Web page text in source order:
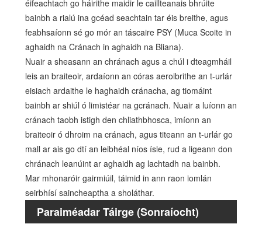
éifeachtach go háirithe maidir le caillteanais bhrúite
bainbh a rialú ina gcéad seachtain tar éis breithe, agus
feabhsaíonn sé go mór an táscaire PSY (Muca Scoite in
aghaidh na Cránach in aghaidh na Bliana).
Nuair a sheasann an chránach agus a chúl i dteagmháil
leis an braiteoir, ardaíonn an córas aeroibrithe an t-urlár
eisiach ardaithe le haghaidh cránacha, ag tiomáint
bainbh ar shiúl ó limistéar na gcránach. Nuair a luíonn an
cránach taobh istigh den chliathbhosca, imíonn an
braiteoir ó dhroim na cránach, agus titeann an t-urlár go
mall ar ais go dtí an leibhéal níos ísle, rud a ligeann don
chránach leanúint ar aghaidh ag lachtadh na bainbh.
Mar mhonaróir gairmiúil, táimid in ann raon iomlán
seirbhísí saincheaptha a sholáthar.
Paraiméadar Táirge (Sonraíocht)